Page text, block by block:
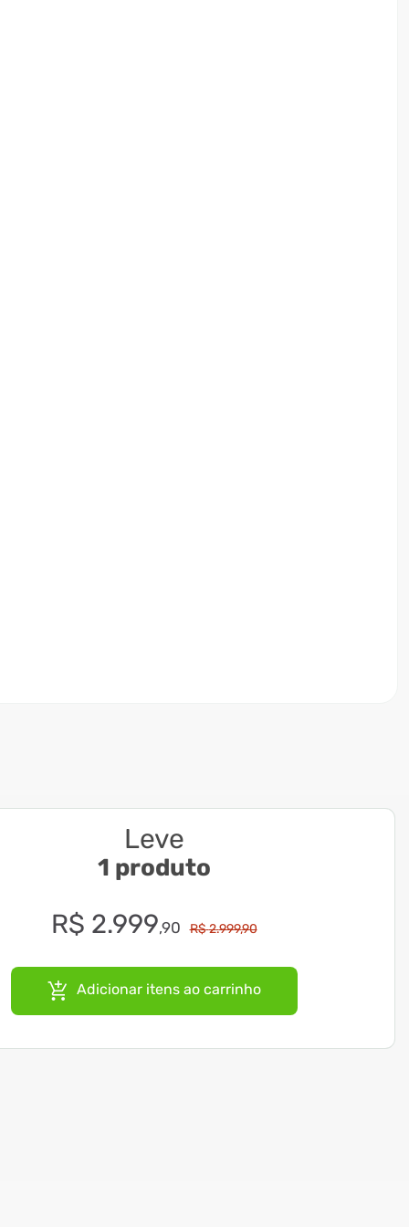
Leve
1 produto
R$ 2.999,90 R$2.999,90
Adicionar itens ao carrinho